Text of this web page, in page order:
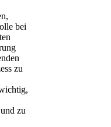
bei
zu
zu